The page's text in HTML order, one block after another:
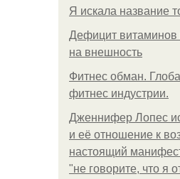
Я искала название
Дефицит витаминов
на внешность
Фитнес обман.
фитнес индустрии.
Дженнифер Лопес
и её отношение к
настоящий
"не говорите, что я